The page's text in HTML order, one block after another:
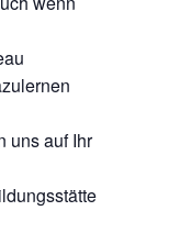
uns auf Ihr